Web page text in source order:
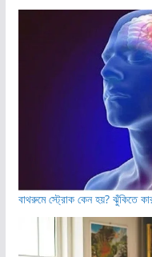
বাথরুমে স্ট্রোক কেন হয়? ঝুঁকিতে